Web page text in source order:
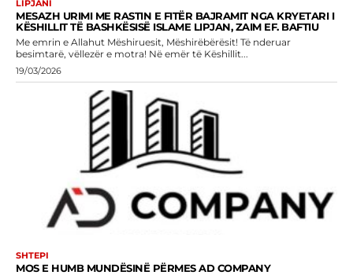
LIPJANI
MESAZH URIMI ME RASTIN E FITËR BAJRAMIT NGA KRYETARI I
KËSHILLIT TË BASHKËSISË ISLAME LIPJAN, ZAIM EF. BAFTIU
Me emrin e Allahut Mëshiruesit, Mëshirëbërësit! Të nderuar
besimtarë, vëllezër e motra! Në emër të Këshillit...
19/03/2026
SHTEPI
MOS E HUMB MUNDËSINË PËRMES AD COMPANY